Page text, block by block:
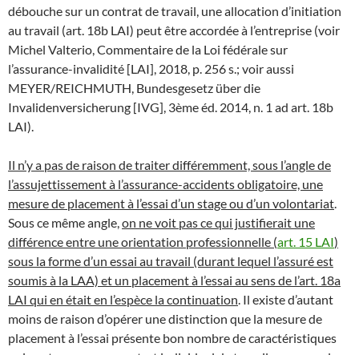
débouche sur un contrat de travail, une allocation d’initiation
au travail (art. 18b LAI) peut être accordée à l’entreprise (voir
Michel Valterio, Commentaire de la Loi fédérale sur
l’assurance-invalidité [LAI], 2018, p. 256 s.; voir aussi
MEYER/REICHMUTH, Bundesgesetz über die
Invalidenversicherung [IVG], 3ème éd. 2014, n. 1 ad art. 18b
LAI).
Il n’y a pas de raison de traiter différemment, sous l’angle de
l’assujettissement à l’assurance-accidents obligatoire, une
mesure de placement à l’essai d’un stage ou d’un volontariat
Sous ce même angle, on ne voit pas ce qui justifierait une
différence entre une orientation professionnelle (art. 15 LAI)
sous la forme d’un essai au travail (durant lequel l’assuré est
soumis à la LAA) et un placement à l’essai au sens de l’art. 18a
LAI qui en était en l’espèce la continuation . Il existe d’autant
moins de raison d’opérer une distinction que la mesure de
placement à l’essai présente bon nombre de caractéristiques